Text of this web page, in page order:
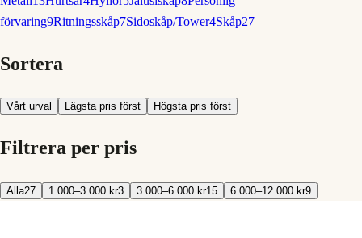
förvaring9Ritningsskåp7Sidoskåp/Tower4Skåp27
Sortera
Vårt urval Lägsta pris först Högsta pris först
Filtrera per pris
Alla27 1 000–3 000 kr3 3 000–6 000 kr15 6 000–12 000 kr9